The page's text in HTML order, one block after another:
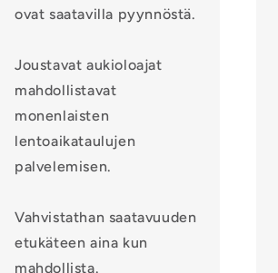
ovat saatavilla pyynnöstä.
Joustavat aukioloajat
mahdollistavat
monenlaisten
lentoaikataulujen
palvelemisen.
Vahvistathan saatavuuden
etukäteen aina kun
mahdollista.